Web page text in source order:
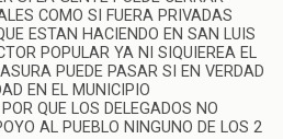
COMO SI FUERA PRIVADAS
ESTAN HACIENDO EN SAN LUIS
POPULAR YA NI SIQUIEREA EL
PUEDE PASAR SI EN VERDAD
EN EL MUNICIPIO
QUE LOS DELEGADOS NO
AL PUEBLO NINGUNO DE LOS 2